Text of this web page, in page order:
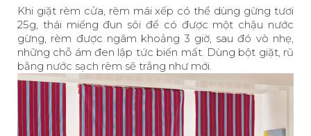
Khi giặt rèm cửa, rèm mái xếp có thể dùng gừng tươi
25g, thái miếng đun sôi để có được một chậu nước
gừng, rèm được ngâm khoảng 3 giờ, sau đó vò nhẹ,
những chỗ ám đen lập tức biến mất. Dùng bột giặt, rũ
bằng nước sạch rèm sẽ trắng như mới.